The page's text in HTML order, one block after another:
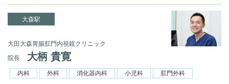
大森駅
大田大森胃腸肛門内視鏡クリニック
院長
大柄 貴寛
内科 外科 消化器内科 小児科 肛門外科